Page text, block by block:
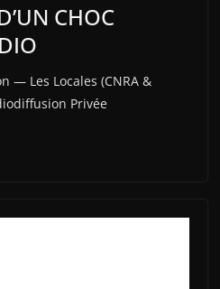
CHOC
— Les Locales (CNRA &
Privée